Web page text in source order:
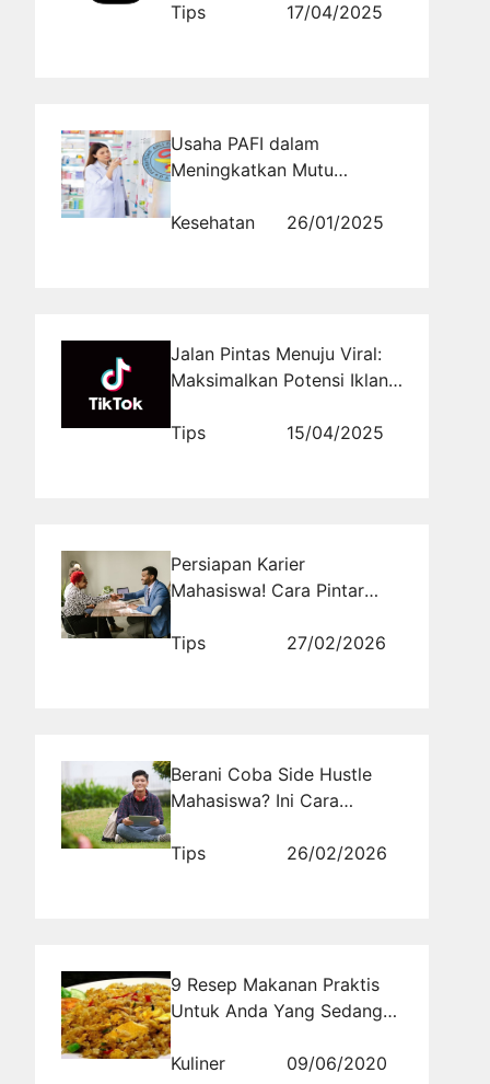
Produk
Tips 17/04/2025
Usaha PAFI dalam
Meningkatkan Mutu
Kesehatan
Kesehatan 26/01/2025
Jalan Pintas Menuju Viral:
Maksimalkan Potensi Iklan
Tips
15/04/2025
Persiapan Karier
Mahasiswa! Cara Pintar
Sejak Kuliah
Tips 27/02/2026
Berani Coba Side Hustle
Mahasiswa? Ini Cara
Luang Jadi Cuan
Tips 26/02/2026
9 Resep Makanan Praktis
Untuk Anda Yang Sedang
Kuliner
09/06/2020